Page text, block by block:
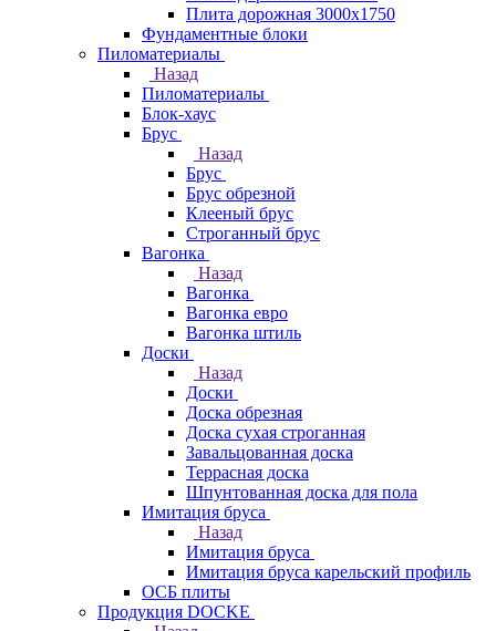
Плита дорожная 3000х1750
Фундаментные блоки
Пиломатериалы
Назад
Пиломатериалы
Блок-хаус
Брус
Назад
Брус
Брус обрезной
Клееный брус
Строганный брус
Вагонка
Назад
Вагонка
Вагонка евро
Вагонка штиль
Доски
Назад
Доски
Доска обрезная
Доска сухая строганная
Завальцованная доска
Террасная доска
Шпунтованная доска для пола
Имитация бруса
Назад
Имитация бруса
Имитация бруса карельский профиль
ОСБ плиты
Продукция DOCKE